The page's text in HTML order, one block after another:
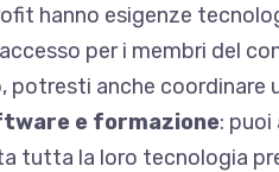
hanno esigenze
per i membri del
anche coordinare
e formazione:
tutta la loro tecnologia